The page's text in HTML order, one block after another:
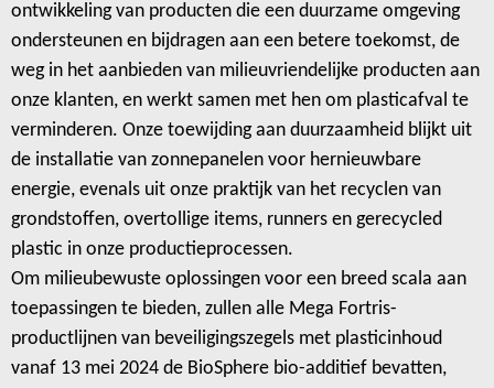
ontwikkeling van producten die een duurzame omgeving
ondersteunen en bijdragen aan een betere toekomst, de
weg in het aanbieden van milieuvriendelijke producten aan
onze klanten, en werkt samen met hen om plasticafval te
verminderen. Onze toewijding aan duurzaamheid blijkt uit
de installatie van zonnepanelen voor hernieuwbare
energie, evenals uit onze praktijk van het recyclen van
grondstoffen, overtollige items, runners en gerecycled
plastic in onze productieprocessen.
Om milieubewuste oplossingen voor een breed scala aan
toepassingen te bieden, zullen alle Mega Fortris-
productlijnen van beveiligingszegels met plasticinhoud
vanaf 13 mei 2024 de BioSphere bio-additief bevatten,